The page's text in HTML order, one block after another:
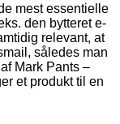
mest essentielle
den bytteret e-
relevant, at
således man
Mark Pants –
et produkt til en